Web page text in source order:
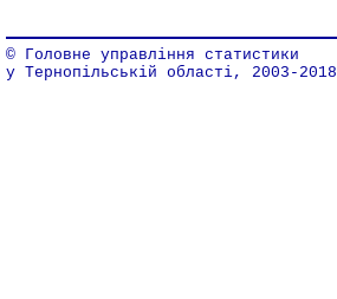
© Головне управління статистики
у Тернопільській області, 2003-2018